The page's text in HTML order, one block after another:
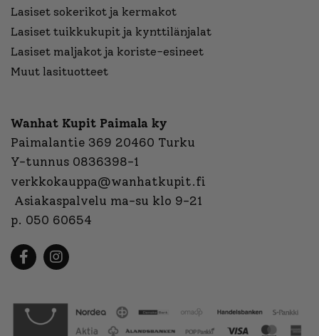
Lasiset sokerikot ja kermakot
Lasiset tuikkukupit ja kynttilänjalat
Lasiset maljakot ja koriste-esineet
Muut lasituotteet
Wanhat Kupit Paimala ky
Paimalantie 369 20460 Turku
Y-tunnus 0836398-1
verkkokauppa@wanhatkupit.fi
Asiakaspalvelu ma-su klo 9-21
p. 050 60654